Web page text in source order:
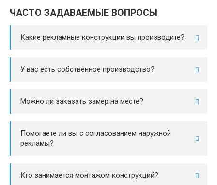
ЧАСТО ЗАДАВАЕМЫЕ ВОПРОСЫ
Какие рекламные конструкции вы производите?
У вас есть собственное производство?
Можно ли заказать замер на месте?
Помогаете ли вы с согласованием наружной
рекламы?
Кто занимается монтажом конструкций?